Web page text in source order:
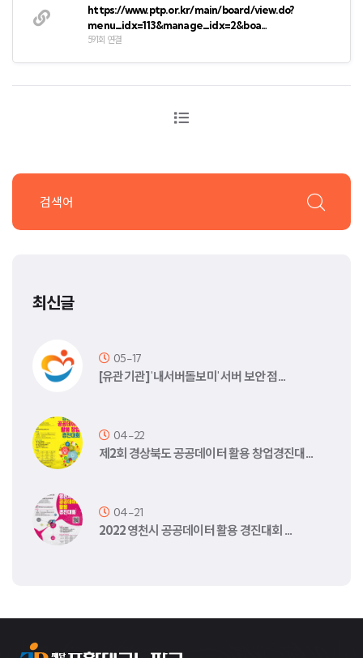
https://www.ptp.or.kr/main/board/view.do?
menu_idx=113&manage_idx=2&boa…
591회 연결
최신글
05-17
[유관기관] '내서버돌보미' 서버 보안 점…
04-22
제2회 경상북도 공공데이터 활용 창업경진대…
04-21
2022 영천시 공공데이터 활용 경진대회 …